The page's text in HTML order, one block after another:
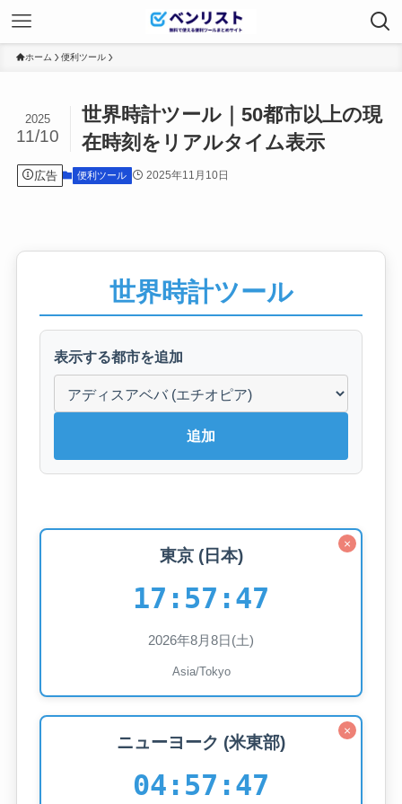
ホーム 便利ツール
世界時計ツール｜50都市以上の現
在時刻をリアルタイム表示
2025
11/10
広告 便利ツール 2025年11月10日
世界時計ツール
表示する都市を追加
追加
×
東京 (日本)
17:57:49
2026年8月8日(土)
Asia/Tokyo
×
ニューヨーク (米東部)
04:57:49